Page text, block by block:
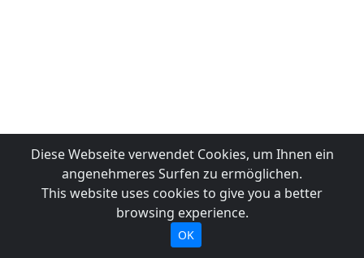
Diese Webseite verwendet Cookies, um Ihnen ein
angenehmeres Surfen zu ermöglichen.
This website uses cookies to give you a better
browsing experience.
OK